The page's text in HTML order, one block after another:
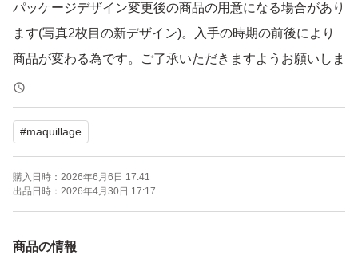
パッケージデザイン変更後の商品の用意になる場合があり
ます(写真2枚目の新デザイン)。入手の時期の前後により
商品が変わる為です。ご了承いただきますようお願いしま
す。
ふんわりなのに自然なつや。ムース生まれのパウダリー。
驚きの肌なじみで、毛穴・色ムラをカバーして、透明感ア
ップ。
ブランド：資生堂 マキアージュ
#maquillage
購入日時： 2026年6月6日 17:41
出品日時： 2026年4月30日 17:17
商品の情報